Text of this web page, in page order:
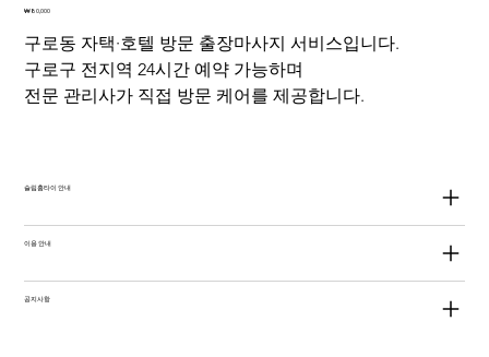
가
₩80,000
구로동 자택·호텔 방문 출장마사지 서비스입니다.
구로구 전지역 24시간 예약 가능하며
전문 관리사가 직접 방문 케어를 제공합니다.
슬림홈타이 안내
이용 안내
공지사항